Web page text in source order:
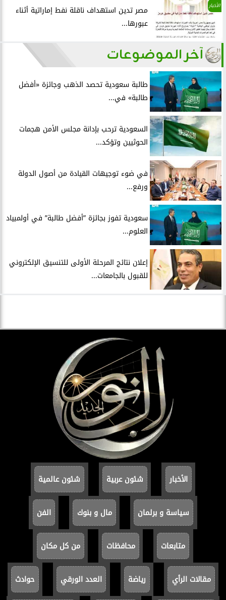
الأخبار
مصر تدين استهداف ناقلة نفط إماراتية أثناء
عبورها...
آخر الموضوعات
طالبة سعودية تحصد الذهب وجائزة «أفضل
طالبة» في...
السعودية ترحب بإدانة مجلس الأمن هجمات
الحوثيين وتؤكد...
في ضوء توجيهات القيادة من أصول الدولة
ورفع...
سعودية تفوز بجائزة ”أفضل طالبة” في أولمبياد
العلوم...
إعلان نتائج المرحلة الأولى للتنسيق الإلكتروني
للقبول بالجامعات...
الأخبار شئون عربية شئون عالمية
سياسة و برلمان مال و بنوك الفن
متابعات محافظات من كل مكان
مقالات الرأي رياضة العدد الورقي حوادث